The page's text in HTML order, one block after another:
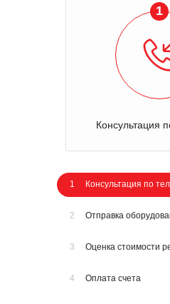
1
Консультация
1 Консультация по
2 Отправка
3 Оценка стоимости
4 Оплата счета